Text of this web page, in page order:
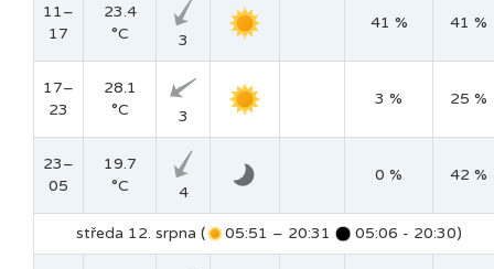
11–
17
23.4
°C
3
41 % 41 %
17–
23
28.1
°C
3
3 % 25 %
23–
05
19.7
°C
4
0 % 42 %
středa 12. srpna ( 05:51 – 20:31 05:06 - 20:30)